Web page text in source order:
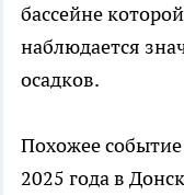
бассейне
наблюдается
осадков.
Похожее
2025 года в